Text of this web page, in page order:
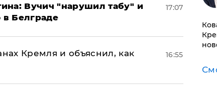
Вучич "нарушил табу" и
в Белграде
17:07
Кремля и объяснил, как
16:55